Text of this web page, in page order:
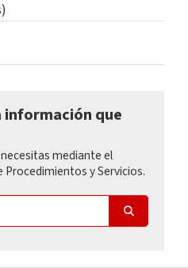
información que
mediante el
y Servicios.